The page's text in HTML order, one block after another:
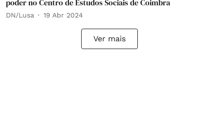
poder no Centro de Estudos Sociais de Coimbra
DN/Lusa 19 Abr 2024
Ver mais